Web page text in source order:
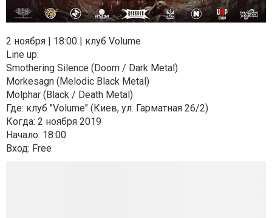
2 ноября | 18:00 | клуб Volume
Line up:
Smothering Silence (Doom / Dark Metal)
Morkesagn (Melodic Black Metal)
Molphar (Black / Death Metal)
Где: клуб "Volume" (Киев, ул. Гарматная 26/2)
Когда: 2 ноября 2019
Начало: 18:00
Вход: Free